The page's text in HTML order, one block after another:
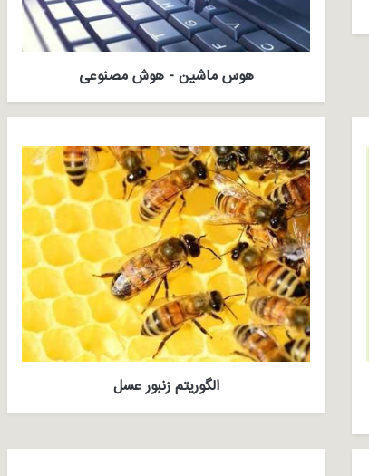
هوس ماشین - هوش مصنوعی
الگوریتم زنبور عسل